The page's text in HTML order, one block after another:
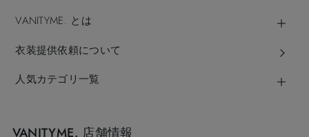
VANITYME. とは
衣装提供依頼について
人気カテゴリ一覧
VANITYME. 店舗情報